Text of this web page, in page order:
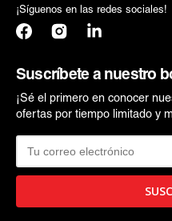
¡Síguenos en las redes sociales!
FacebookInstagramTranslation
Suscríbete a nuestro
¡Sé el primero en conocer
ofertas por tiempo limitado y